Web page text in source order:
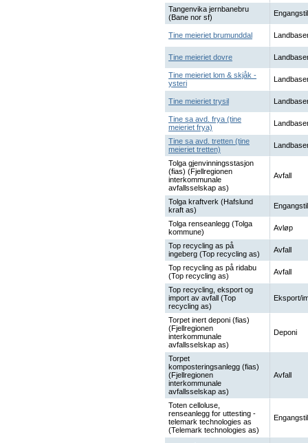
Tangenvika jernbanebru
(Bane nor sf)
Tine meieriet brumunddal
Tine meieriet dovre
Tine meieriet lom & skjåk -
ysteri
Tine meieriet trysil
Tine sa avd. frya (tine
meieriet frya)
Tine sa avd. tretten (tine
meieriet tretten)
Tolga gjenvinningsstasjon
(fias) (Fjellregionen
interkommunale
avfallsselskap as)
Avfall
Tolga kraftverk (Hafslund
kraft as)
Tolga renseanlegg (Tolga
kommune)
Avløp
Top recycling as på
ingeberg (Top recycling as)
Avfall
Top recycling as på ridabu
(Top recycling as)
Avfall
Top recycling, eksport og
import av avfall (Top
recycling as)
Eksport/
Torpet inert deponi (fias)
(Fjellregionen
interkommunale
avfallsselskap as)
Deponi
Torpet
komposteringsanlegg (fias)
(Fjellregionen
interkommunale
avfallsselskap as)
Avfall
Toten celloluse,
renseanlegg for uttesting -
telemark technologies as
(Telemark technologies as)